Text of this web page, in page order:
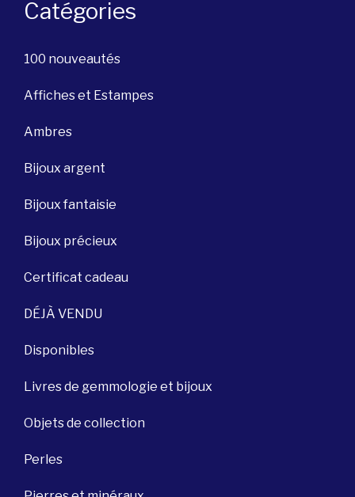
Catégories
100 nouveautés
Affiches et Estampes
Ambres
Bijoux argent
Bijoux fantaisie
Bijoux précieux
Certificat cadeau
DÉJÀ VENDU
Disponibles
Livres de gemmologie et bijoux
Objets de collection
Perles